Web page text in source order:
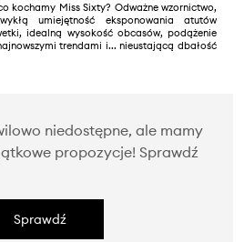
kochamy Miss Sixty? Odważne wzornictwo,
umiejętność eksponowania atutów
idealną wysokość obcasów, podążenie
trendami i... nieustającą dbałość
niedostępne, ale mamy
propozycje! Sprawdź
Sprawdź